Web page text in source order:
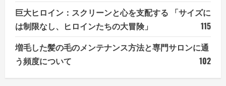
巨大ヒロイン：スクリーンと心を支配する 「サイズに
は制限なし、ヒロインたちの大冒険」
115
増毛した髪の毛のメンテナンス方法と専門サロンに通
う頻度について
102